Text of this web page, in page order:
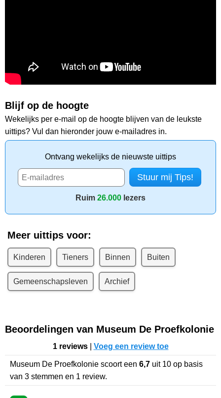
Blijf op de hoogte
Wekelijks per e-mail op de hoogte blijven van de leukste
uittips? Vul dan hieronder jouw e-mailadres in.
Ontvang wekelijks de nieuwste uittips
Ruim 26.000 lezers
Meer uittips voor:
Kinderen Tieners Binnen Buiten
Gemeenschapsleven Archief
Beoordelingen van Museum De Proefkolonie
1 reviews| Voeg een review toe
Museum De Proefkolonie scoort een 6,7 uit 10 op basis
van 3 stemmen en 1 review.